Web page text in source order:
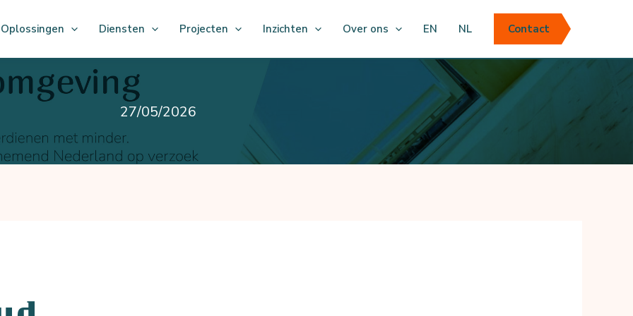
Oplossingen Diensten Projecten Inzichten Over ons EN NL Contact
27/05/2026